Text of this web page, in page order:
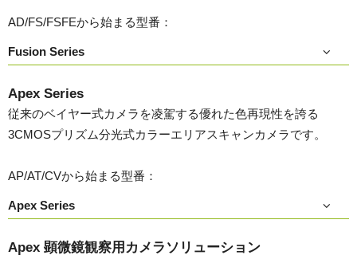
AD/FS/FSFEから始まる型番：
Fusion Series
Apex Series
従来のベイヤー式カメラを凌駕する優れた色再現性を誇る
3CMOSプリズム分光式カラーエリアスキャンカメラです。
AP/AT/CVから始まる型番：
Apex Series
Apex 顕微鏡観察用カメラソリューション